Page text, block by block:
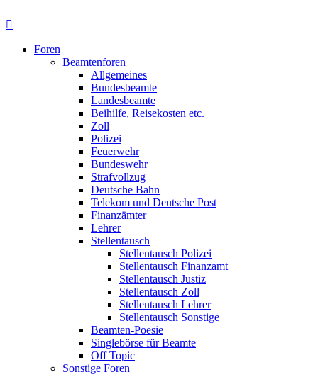
Foren
Beamtenforen
Allgemeines
Bundesbeamte
Landesbeamte
Beihilfe, Reisekosten etc.
Zoll
Polizei
Feuerwehr
Bundeswehr
Strafvollzug
Deutsche Bahn
Telekom und Deutsche Post
Finanzämter
Lehrer
Stellentausch
Stellentausch Polizei
Stellentausch Finanzamt
Stellentausch Justiz
Stellentausch Zoll
Stellentausch Lehrer
Stellentausch Sonstige
Beamten-Poesie
Singlebörse für Beamte
Off Topic
Sonstige Foren